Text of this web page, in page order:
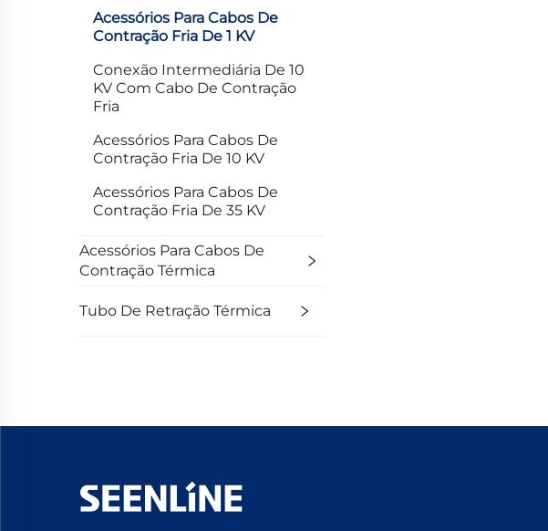
Acessórios Para Cabos De
Contração Fria De 1 KV
Conexão Intermediária De 10
KV Com Cabo De Contração
Fria
Acessórios Para Cabos De
Contração Fria De 10 KV
Acessórios Para Cabos De
Contração Fria De 35 KV
Acessórios Para Cabos De
Contração Térmica
Tubo De Retração Térmica